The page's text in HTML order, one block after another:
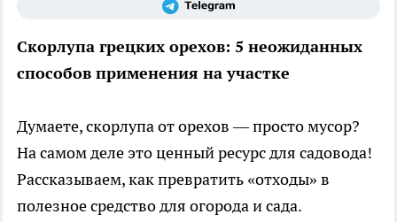
Скорлупа грецких орехов: 5 неожиданных
способов применения на участке
Думаете, скорлупа от орехов — просто мусор?
На самом деле это ценный ресурс для садовода!
Рассказываем, как превратить «отходы» в
полезное средство для огорода и сада.